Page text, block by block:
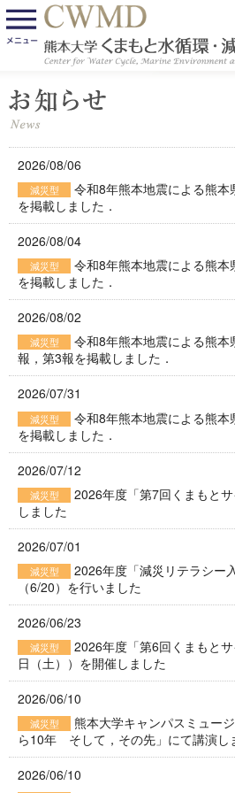
2026/08/06
減災型
令和8年熊本地震による熊
を掲載しました．
2026/08/04
減災型
令和8年熊本地震による熊
を掲載しました．
2026/08/02
減災型
令和8年熊本地震による熊
報，第3報を掲載しました．
2026/07/31
減災型
令和8年熊本地震による熊
を掲載しました．
2026/07/12
減災型
2026年度「第7回くまもと
しました
2026/07/01
減災型
2026年度「減災リテラシー
（6/20）を行いました
2026/06/23
減災型
2026年度「第6回くまもと
日（土））を開催しました
2026/06/10
減災型
熊本大学キャンパスミュー
ら10年 そして，その先」にて講演し
2026/06/10